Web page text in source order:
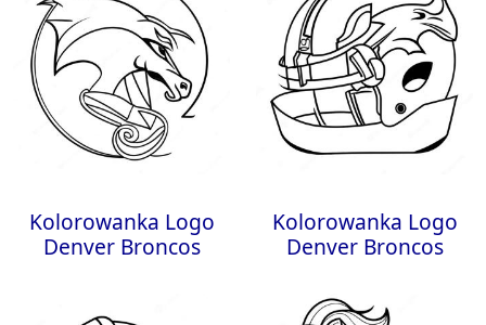
Kolorowanka Logo
Denver Broncos
Kolorowanka Logo
Denver Broncos